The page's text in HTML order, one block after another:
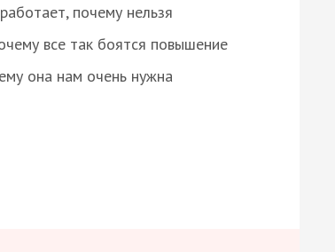
почему нельзя
все так боятся повышение
она нам очень нужна